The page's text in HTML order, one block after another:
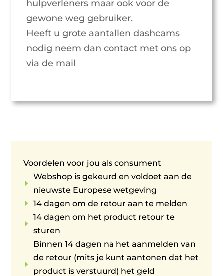
hulpverleners maar ook voor de
gewone weg gebruiker.
Heeft u grote aantallen dashcams
nodig neem dan contact met ons op
via de mail
Voordelen voor jou als consument
E
Webshop is gekeurd en voldoet aan de
nieuwste Europese wetgeving
E 14 dagen om de retour aan te melden
E
14 dagen om het product retour te
sturen
E
Binnen 14 dagen na het aanmelden van
de retour (mits je kunt aantonen dat het
product is verstuurd) het geld